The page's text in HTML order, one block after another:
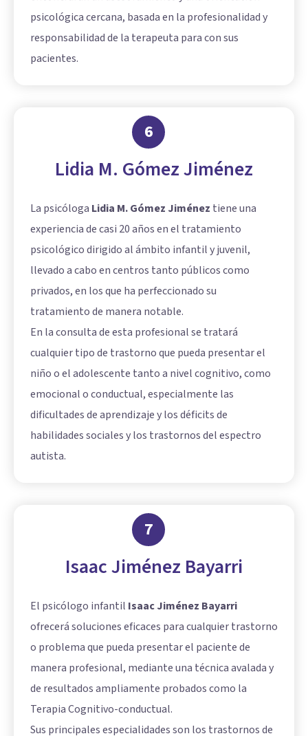
psicológica cercana, basada en la profesionalidad y
responsabilidad de la terapeuta para con sus
pacientes.
6
Lidia M. Gómez Jiménez
La psicóloga Lidia M. Gómez Jiménez tiene una
experiencia de casi 20 años en el tratamiento
psicológico dirigido al ámbito infantil y juvenil,
llevado a cabo en centros tanto públicos como
privados, en los que ha perfeccionado su
tratamiento de manera notable.
En la consulta de esta profesional se tratará
cualquier tipo de trastorno que pueda presentar el
niño o el adolescente tanto a nivel cognitivo, como
emocional o conductual, especialmente las
dificultades de aprendizaje y los déficits de
habilidades sociales y los trastornos del espectro
autista.
7
Isaac Jiménez Bayarri
El psicólogo infantil Isaac Jiménez Bayarri
ofrecerá soluciones eficaces para cualquier trastorno
o problema que pueda presentar el paciente de
manera profesional, mediante una técnica avalada y
de resultados ampliamente probados como la
Terapia Cognitivo-conductual.
Sus principales especialidades son los trastornos de